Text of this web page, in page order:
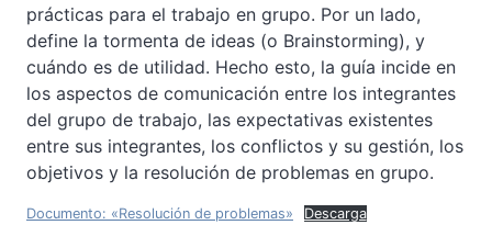
prácticas para el trabajo en grupo. Por un lado,
define la tormenta de ideas (o Brainstorming), y
cuándo es de utilidad. Hecho esto, la guía incide en
los aspectos de comunicación entre los integrantes
del grupo de trabajo, las expectativas existentes
entre sus integrantes, los conflictos y su gestión, los
objetivos y la resolución de problemas en grupo.
Documento: «Resolución de problemas» Descarga